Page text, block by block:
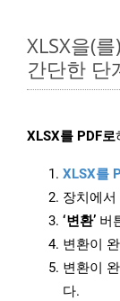
XLSX을(
간단한 단
XLSX를 PDF로
XLSX를
장치에서
‘변환’ 버
변환이
변환이
다.